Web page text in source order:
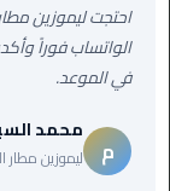
الى
الساحل
الشمالي
ليموزين
الفيوم
احتجت ليموزين
الواتساب فوراً
في الموعد.
م
محمد
ليموزين مطار